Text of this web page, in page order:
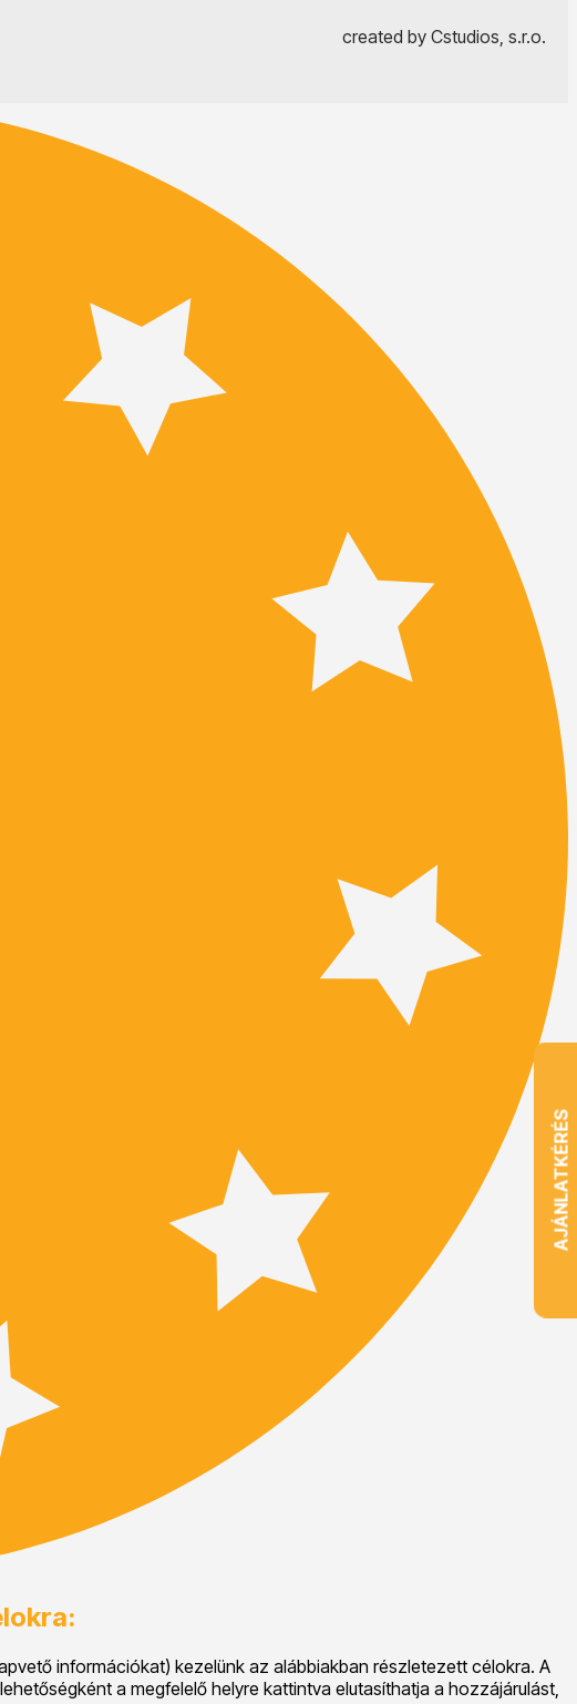
AJÁNLATKÉRÉS
created by Cstudios, s.r.o.
információkat) kezelünk az alábbiakban részletezett célokra. A
a megfelelő helyre kattintva elutasíthatja a hozzájárulást,